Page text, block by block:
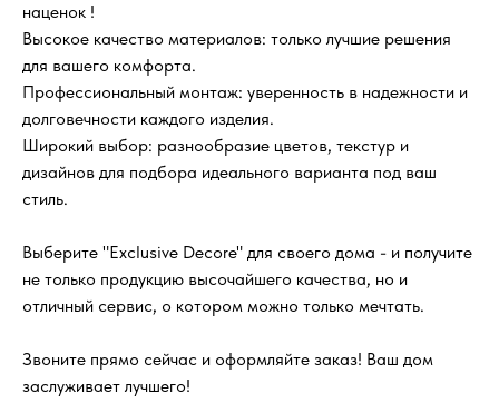
наценок !
Высокое качество материалов: только лучшие решения
для вашего комфорта.
Профессиональный монтаж: уверенность в надежности и
долговечности каждого изделия.
Широкий выбор: разнообразие цветов, текстур и
дизайнов для подбора идеального варианта под ваш
стиль.
Выберите "Exclusive Decore" для своего дома - и получите
не только продукцию высочайшего качества, но и
отличный сервис, о котором можно только мечтать.
Звоните прямо сейчас и оформляйте заказ! Ваш дом
заслуживает лучшего!